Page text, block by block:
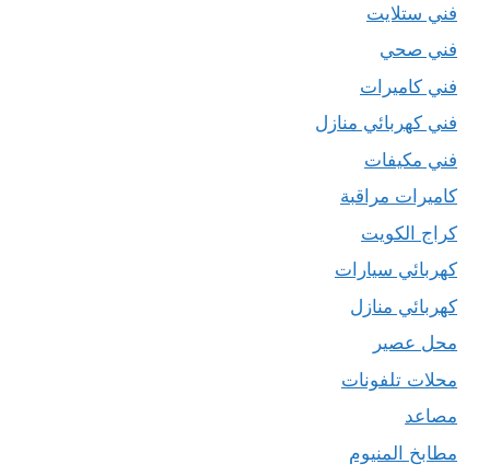
فني ستلايت
فني صحي
فني كاميرات
فني كهربائي منازل
فني مكيفات
كاميرات مراقبة
كراج الكويت
كهربائي سيارات
كهربائي منازل
محل عصير
محلات تلفونات
مصاعد
مطابخ المنيوم